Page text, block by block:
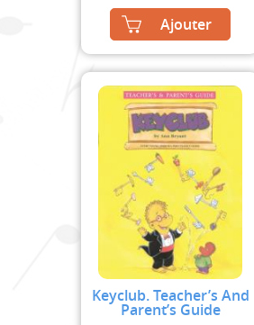
Ajouter
Keyclub. Teacher’s And
Parent’s Guide